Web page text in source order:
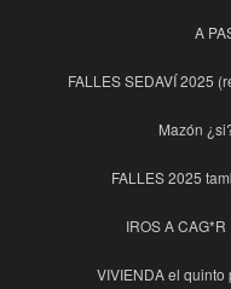
A
FALLES SEDAVÍ 2025
Mazón
FALLES 2025
IROS A CAG*R
VIVIENDA el quinto